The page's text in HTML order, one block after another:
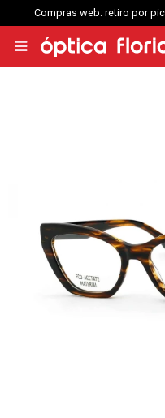
Compras web: retiro por
